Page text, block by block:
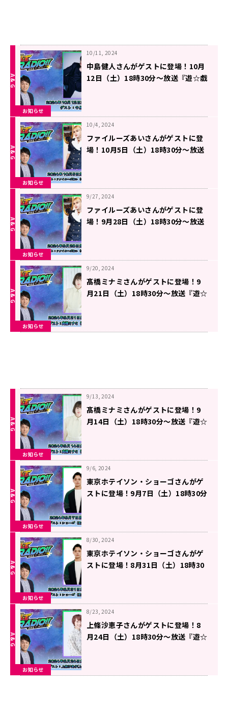
お知らせ
10/11, 2024
中島健人さんがゲストに登場！10月
12日（土）18時30分～放送『遊☆戯
お知らせ
10/4, 2024
ファイルーズあいさんがゲストに登
場！10月5日（土）18時30分～放送
お知らせ
9/27, 2024
ファイルーズあいさんがゲストに登
場！9月28日（土）18時30分～放送
お知らせ
9/20, 2024
髙橋ミナミさんがゲストに登場！9
月21日（土）18時30分～放送『遊☆
お知らせ
9/13, 2024
髙橋ミナミさんがゲストに登場！9
月14日（土）18時30分～放送『遊☆
お知らせ
9/6, 2024
東京ホテイソン・ショーゴさんがゲ
ストに登場！9月7日（土）18時30分
お知らせ
8/30, 2024
東京ホテイソン・ショーゴさんがゲ
ストに登場！8月31日（土）18時30
お知らせ
8/23, 2024
上條沙恵子さんがゲストに登場！8
月24日（土）18時30分～放送『遊☆